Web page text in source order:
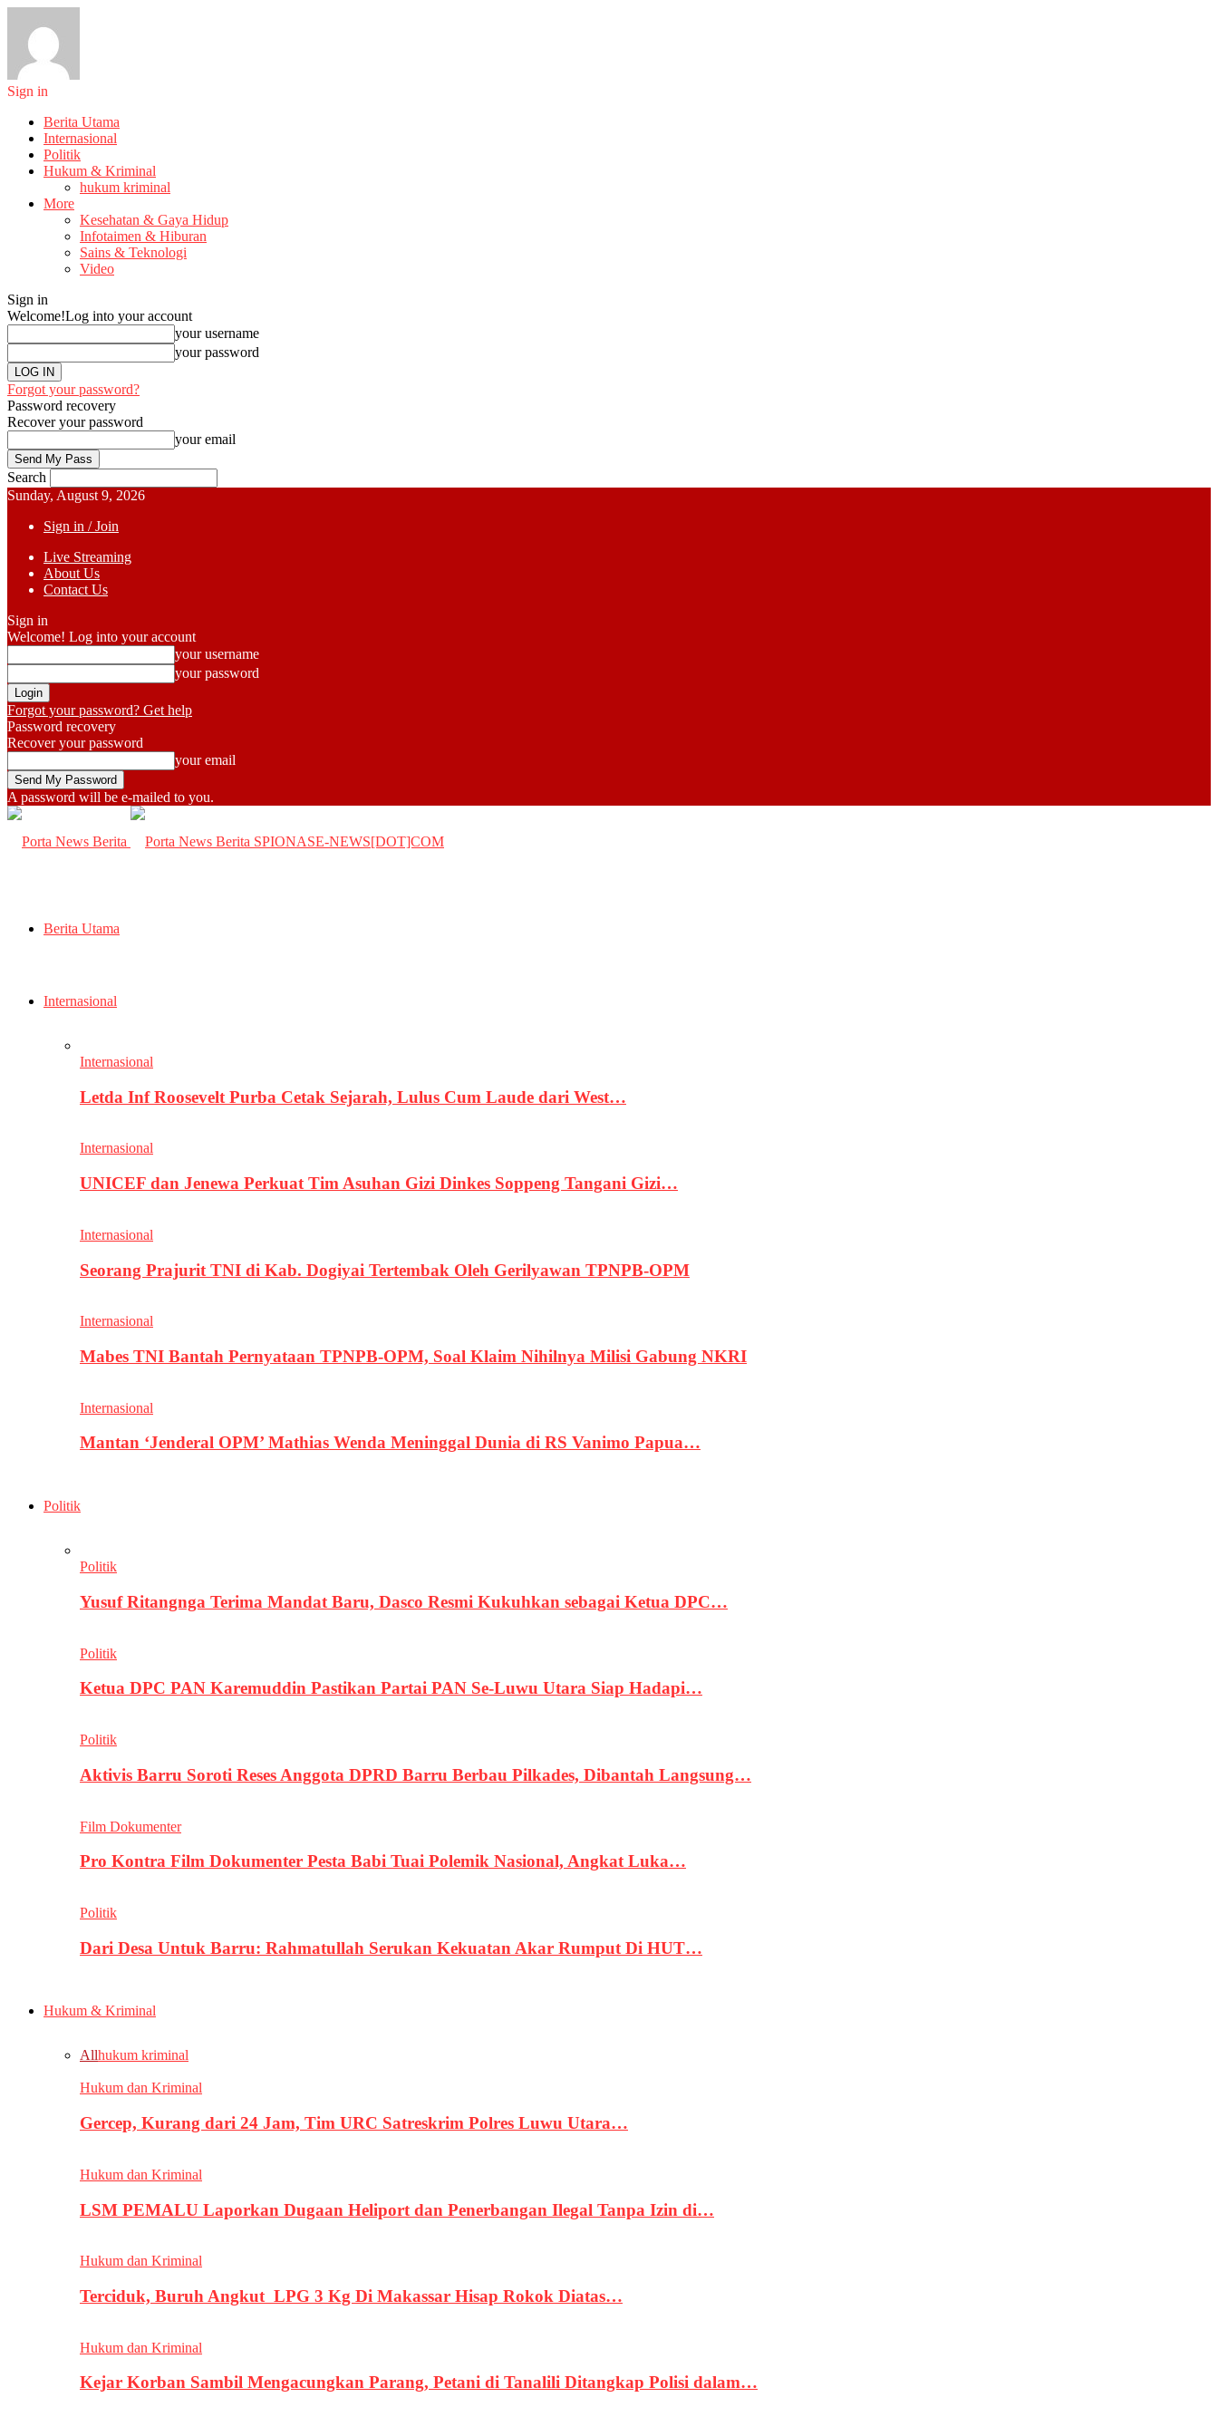
Sign in
Berita Utama
Internasional
Politik
Hukum & Kriminal
hukum kriminal
More
Kesehatan & Gaya Hidup
Infotaimen & Hiburan
Sains & Teknologi
Video
Sign in
Welcome!Log into your account
your username
your password
Forgot your password?
Password recovery
Recover your password
your email
Search
Sunday, August 9, 2026
Sign in / Join
Live Streaming
About Us
Contact Us
Sign in
Welcome! Log into your account
your username
your password
Forgot your password? Get help
Password recovery
Recover your password
your email
A password will be e-mailed to you.
SPIONASE-NEWS[DOT]COM
Berita Utama
Internasional
Internasional
Letda Inf Roosevelt Purba Cetak Sejarah, Lulus Cum Laude dari West…
Internasional
UNICEF dan Jenewa Perkuat Tim Asuhan Gizi Dinkes Soppeng Tangani Gizi…
Internasional
Seorang Prajurit TNI di Kab. Dogiyai Tertembak Oleh Gerilyawan TPNPB-OPM
Internasional
Mabes TNI Bantah Pernyataan TPNPB-OPM, Soal Klaim Nihilnya Milisi Gabung NKRI
Internasional
Mantan ‘Jenderal OPM’ Mathias Wenda Meninggal Dunia di RS Vanimo Papua…
Politik
Politik
Yusuf Ritangnga Terima Mandat Baru, Dasco Resmi Kukuhkan sebagai Ketua DPC…
Politik
Ketua DPC PAN Karemuddin Pastikan Partai PAN Se-Luwu Utara Siap Hadapi…
Politik
Aktivis Barru Soroti Reses Anggota DPRD Barru Berbau Pilkades, Dibantah Langsung…
Film Dokumenter
Pro Kontra Film Dokumenter Pesta Babi Tuai Polemik Nasional, Angkat Luka…
Politik
Dari Desa Untuk Barru: Rahmatullah Serukan Kekuatan Akar Rumput Di HUT…
Hukum & Kriminal
Allhukum kriminal
Hukum dan Kriminal
Gercep, Kurang dari 24 Jam, Tim URC Satreskrim Polres Luwu Utara…
Hukum dan Kriminal
LSM PEMALU Laporkan Dugaan Heliport dan Penerbangan Ilegal Tanpa Izin di…
Hukum dan Kriminal
Terciduk, Buruh Angkut LPG 3 Kg Di Makassar Hisap Rokok Diatas…
Hukum dan Kriminal
Kejar Korban Sambil Mengacungkan Parang, Petani di Tanalili Ditangkap Polisi dalam…